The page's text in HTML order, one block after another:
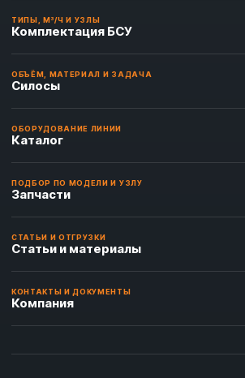
ТИПЫ, М³/Ч И УЗЛЫ
Комплектация БСУ
ОБЪЁМ, МАТЕРИАЛ И ЗАДАЧА
Силосы
ОБОРУДОВАНИЕ ЛИНИИ
Каталог
ПОДБОР ПО МОДЕЛИ И УЗЛУ
Запчасти
СТАТЬИ И ОТГРУЗКИ
Статьи и материалы
КОНТАКТЫ И ДОКУМЕНТЫ
Компания